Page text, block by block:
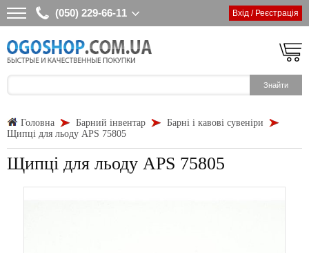
(050) 229-66-11 Вхід / Реєстрація
Головна Барний інвентар
Барні і кавові сувеніри
Щипці для льоду APS 75805
Щипці для льоду APS 75805